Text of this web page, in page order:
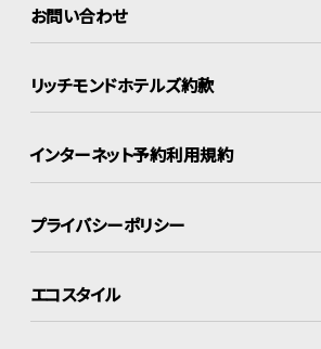
お問い合わせ
リッチモンドホテルズ約款
インターネット予約利用規約
プライバシーポリシー
エコスタイル